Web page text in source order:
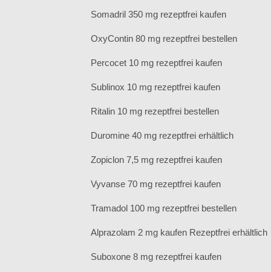
Somadril 350 mg rezeptfrei kaufen
OxyContin 80 mg rezeptfrei bestellen
Percocet 10 mg rezeptfrei kaufen
Sublinox 10 mg rezeptfrei kaufen
Ritalin 10 mg rezeptfrei bestellen
Duromine 40 mg rezeptfrei erhältlich
Zopiclon 7,5 mg rezeptfrei kaufen
Vyvanse 70 mg rezeptfrei kaufen
Tramadol 100 mg rezeptfrei bestellen
Alprazolam 2 mg kaufen Rezeptfrei erhältlich
Suboxone 8 mg rezeptfrei kaufen